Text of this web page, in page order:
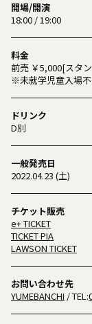
開場/開演
18:00 / 19:00
料金
前売 ￥5,000[スタ
※未就学児童入場不
ドリンク
D別
一般発売日
2022.04.23 (土)
チケット販売
e+ TICKET
TICKET PIA
LAWSON TICKET
お問い合わせ先
YUMEBANCHI / TEL: